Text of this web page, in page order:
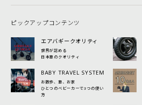
ピックアップコンテンツ
エアバギークオリティ
世界が認める
日本車のクオリティ
BABY TRAVEL SYSTEM
お散歩、車、お家
ひとつのベビーカーで3つの使い
方